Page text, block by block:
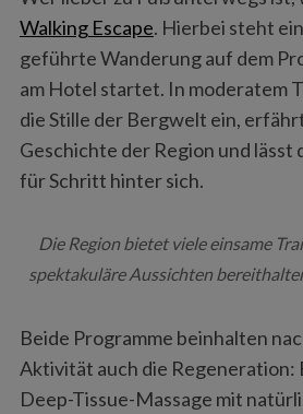
Walking Escape. Hierbei steht
geführte Wanderung auf dem
am Hotel startet. In moderatem
die Stille der Bergwelt ein,
Geschichte der Region und lässt
für Schritt hinter sich.
Die Region bietet viele einsame
spektakuläre Aussichten
Beide Programme beinhalten
Aktivität auch die Regeneration:
Deep-Tissue-Massage mit